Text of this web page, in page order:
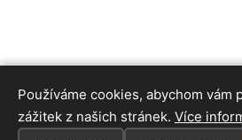
Používáme cookies, abychom vám
zážitek z našich stránek. Více